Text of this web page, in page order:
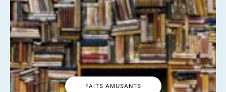
FAITS AMUSANTS